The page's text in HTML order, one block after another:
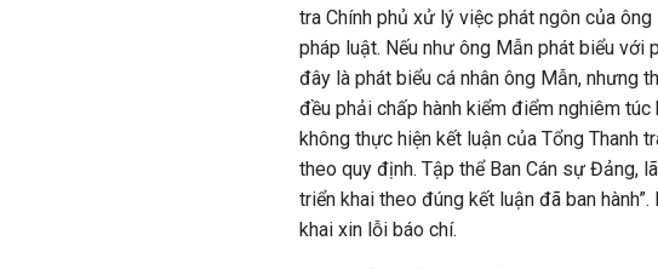
tra Chính phủ xử lý việc phát ngôn của
pháp luật. Nếu như ông Mẫn phát biểu với
đây là phát biểu cá nhân ông Mẫn, nhưng
đều phải chấp hành kiểm điểm nghiêm
không thực hiện kết luận của Tổng Thanh
theo quy định. Tập thể Ban Cán sự Đảng,
triển khai theo đúng kết luận đã ban
khai xin lỗi báo chí.